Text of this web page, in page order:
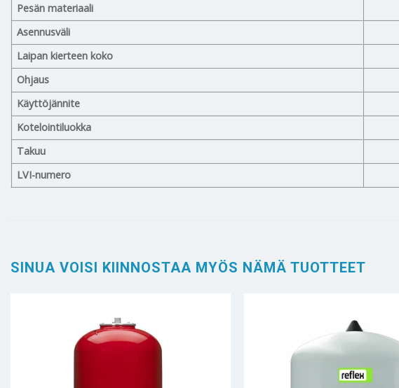
Pesän materiaali
Asennusväli
Laipan kierteen koko
Ohjaus
Käyttöjännite
Kotelointiluokka
Takuu
LVI-numero
SINUA VOISI KIINNOSTAA MYÖS NÄMÄ TUOTTEET